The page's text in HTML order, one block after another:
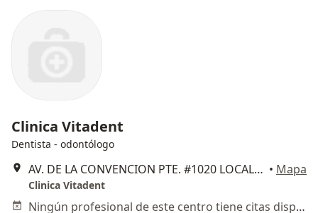
Clinica Vitadent
Dentista - odontólogo
AV. DE LA CONVENCION PTE. #1020 LOCAL1 COL GOMEZ, Aguascalientes • Mapa
Clinica Vitadent
Ningún profesional de este centro tiene citas disponibles